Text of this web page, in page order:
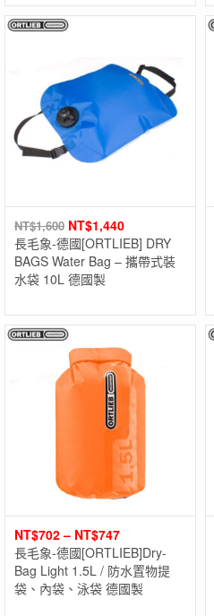
NT$1,600 NT$1,440
長毛象-德國[ORTLIEB] DRY
BAGS Water Bag – 攜帶式裝
水袋 10L 德國製
NT$702– NT$747
長毛象-德國[ORTLIEB]Dry-
Bag Light 1.5L / 防水置物提
袋、內袋、泳袋 德國製